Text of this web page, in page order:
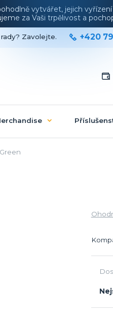
vytvářet, jejich
za Vaši trpělivost a
Zavolejte. +420